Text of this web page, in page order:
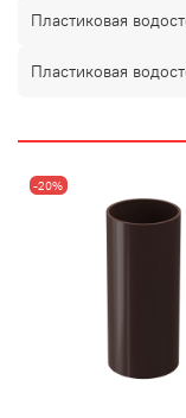
Пластиковая
Пластиковая
-20%